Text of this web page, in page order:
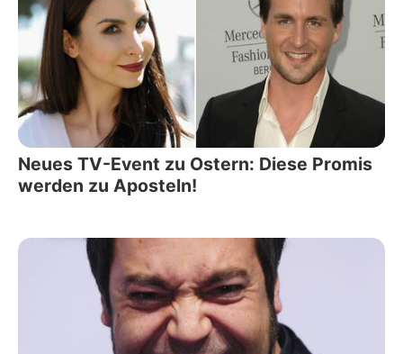
Neues TV-Event zu Ostern: Diese Promis
werden zu Aposteln!